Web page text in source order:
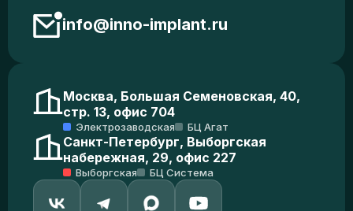
info@inno-implant.ru
Москва, Большая Семеновская, 40,
стр. 13, офис 704
Электрозаводская БЦ Агат
Санкт-Петербург, Выборгская
набережная, 29, офис 227
Выборгская БЦ Система